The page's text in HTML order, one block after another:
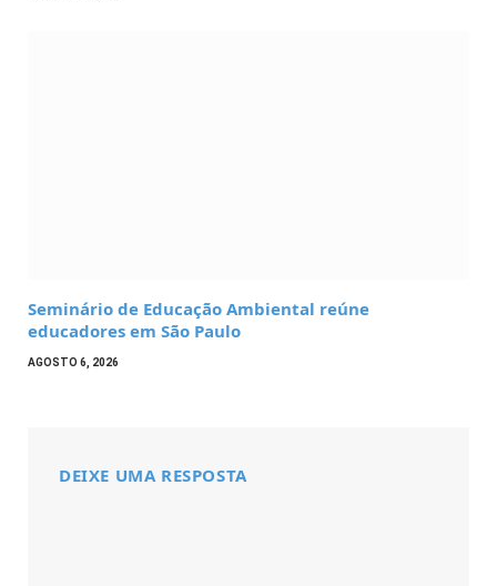
Seminário de Educação Ambiental reúne
educadores em São Paulo
AGOSTO 6, 2026
DEIXE UMA RESPOSTA